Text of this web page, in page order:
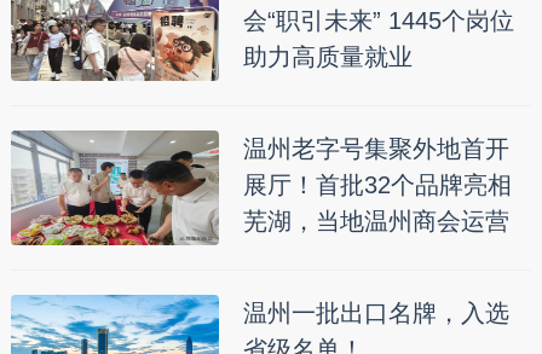
会“职引未来” 1445个岗位
助力高质量就业
温州老字号集聚外地首开
展厅！首批32个品牌亮相
芜湖，当地温州商会运营
温州一批出口名牌，入选